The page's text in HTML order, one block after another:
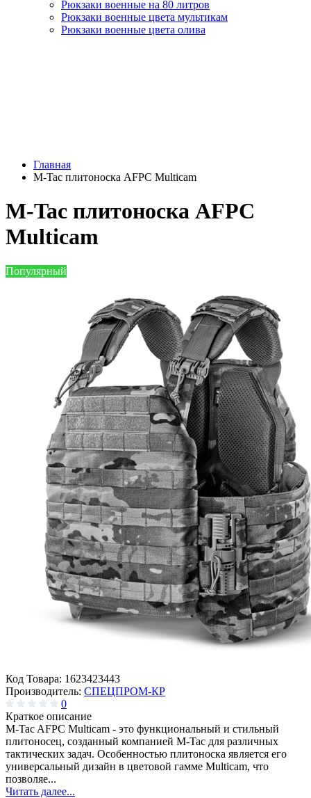
Рюкзаки военные на 80 литров
Рюкзаки военные цвета мультикам
Рюкзаки военные цвета олива
Главная
M-Tac плитоноска AFPC Multicam
M-Tac плитоноска AFPC
Multicam
Популярный
Код Товара: 1623423443
Производитель: СПЕЦПРОМ-КР
0
Краткое описание
M-Tac AFPC Multicam - это функциональный и стильный
плитоносец, созданный компанией M-Tac для различных
тактических задач. Особенностью плитоноска является его
универсальный дизайн в цветовой гамме Multicam, что
позволяе...
Читать далее...